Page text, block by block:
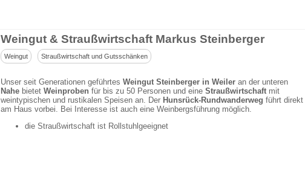
Weingut & Straußwirtschaft Markus Steinberger
Weingut Straußwirtschaft und Gutsschänken
Unser seit Generationen geführtes Weingut Steinberger in Weileran der unteren
Nahebietet Weinproben für bis zu 50 Personen und eine Straußwirtschaft mit
weintypischen und rustikalen Speisen an. Der Hunsrück-Rundwanderweg führt direkt
am Haus vorbei. Bei Interesse ist auch eine Weinbergsführung möglich.
die Straußwirtschaft ist Rollstuhlgeeignet